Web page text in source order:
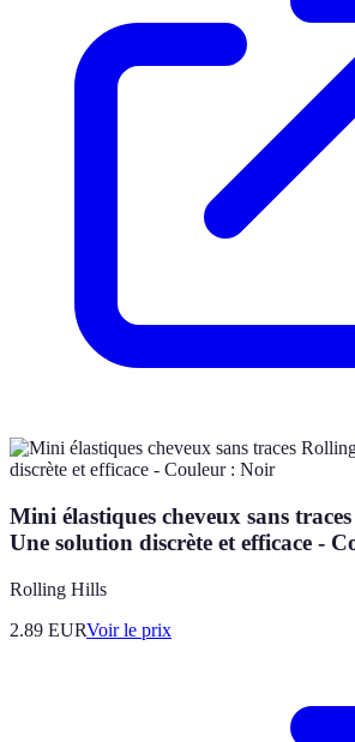
Mini élastiques cheveux sans
Une solution discrète et efficace -
Rolling Hills
2.89 EURVoir le prix